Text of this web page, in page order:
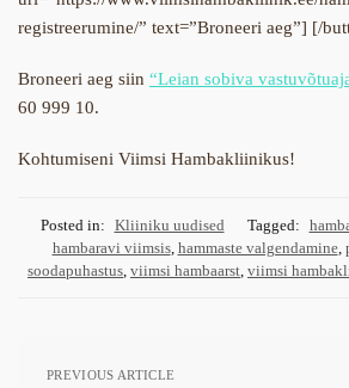
registreerumine/” text=”Broneeri aeg”] [/
Broneeri aeg siin “Leian sobiva
60 999 10.
Kohtumiseni Viimsi Hambakliinikus!
Posted in: Kliiniku uudised Tagged:
hambaravi viimsis, hammaste valgendamine,
soodapuhastus viimsi hambaarst viimsi
PREVIOUS ARTICLE